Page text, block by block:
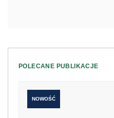
POLECANE PUBLIKACJE
NOWOŚĆ